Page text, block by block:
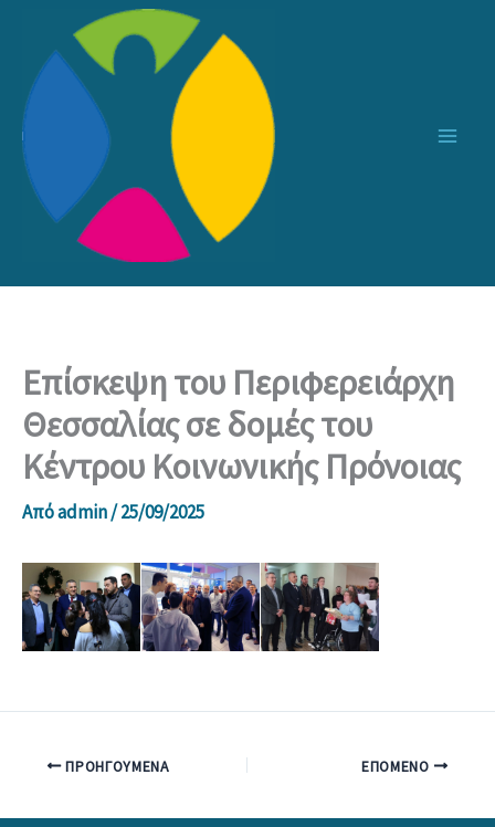
περιεχόμενο
Επίσκεψη του Περιφερειάρχη
Θεσσαλίας σε δομές του
Κέντρου Κοινωνικής Πρόνοιας
Απόadmin/25/09/2025
ΠΡΟΗΓΟΎΜΕΝΑ ΕΠΌΜΕΝΟ